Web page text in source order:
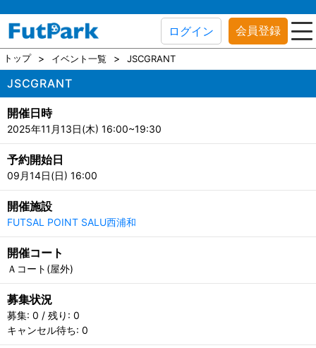
ログイン 会員登録
トップ イベント一覧 JSCGRANT
JSCGRANT
開催日時
2025年11月13日(木) 16:00~19:30
予約開始日
09月14日(日) 16:00
開催施設
FUTSAL POINT SALU西浦和
開催コート
Ａコート(屋外)
募集状況
募集: 0 / 残り: 0
キャンセル待ち: 0